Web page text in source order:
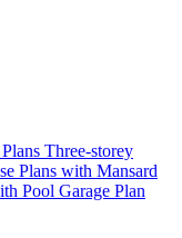
Three-storey
Plans with Mansard
Pool Garage Plan